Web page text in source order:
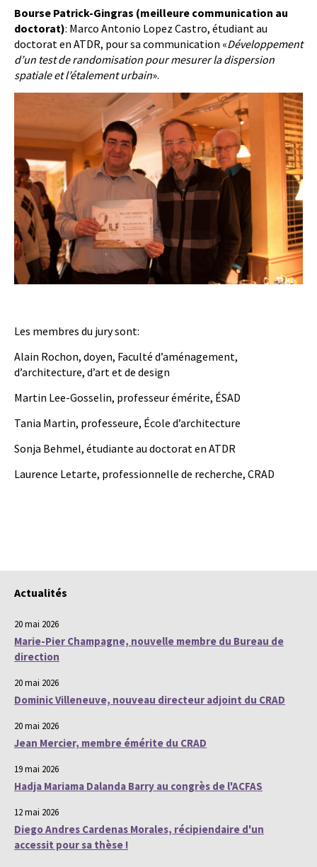
Bourse Patrick-Gingras (meilleure communication au
doctorat): Marco Antonio Lopez Castro, étudiant au
doctorat en ATDR, pour sa communication «Développement
d’un test de randomisation pour mesurer la dispersion
spatiale et l’étalement urbain».
Les membres du jury sont:
Alain Rochon, doyen, Faculté d’aménagement,
d’architecture, d’art et de design
Martin Lee-Gosselin, professeur émérite, ÉSAD
Tania Martin, professeure, École d’architecture
Sonja Behmel, étudiante au doctorat en ATDR
Laurence Letarte, professionnelle de recherche, CRAD
Actualités
20 mai 2026
Marie-Pier Champagne, nouvelle membre du Bureau de
direction
20 mai 2026
Dominic Villeneuve, nouveau directeur adjoint du CRAD
20 mai 2026
Jean Mercier, membre émérite du CRAD
19 mai 2026
Hadja Mariama Dalanda Barry au congrès de l'ACFAS
12 mai 2026
Diego Andres Cardenas Morales, récipiendaire d'un
accessit pour sa thèse !